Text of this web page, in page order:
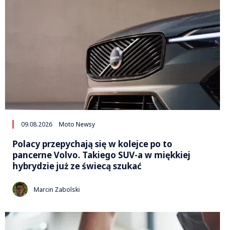
09.08.2026 Moto Newsy
Polacy przepychają się w kolejce po to
pancerne Volvo. Takiego SUV-a w miękkiej
hybrydzie już ze świecą szukać
Marcin Zabolski